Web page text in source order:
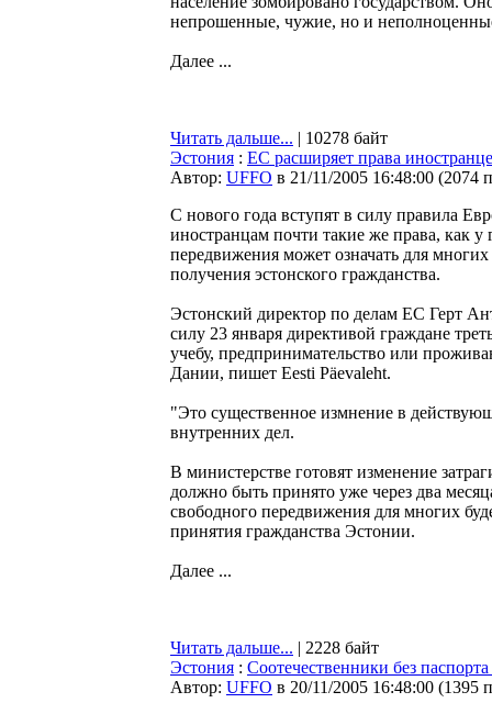
непрошенные, чужие, но и
Далее ...
Читать дальше... | 10278 байт
Эстония : ЕС расширяет права
Автор: UFFO в 21/11/2005 16:48:00 (2074
С нового года вступят в силу правила
иностранцам почти такие же права, как
передвижения может означать для
получения эстонского гражданства.
Эстонский директор по делам ЕС Герт
силу 23 января директивой граждане
учебу, предпринимательство или
Дании, пишет Eesti Päevaleht.
"Это существенное измнение в
внутренних дел.
В министерстве готовят изменение
должно быть принято уже через два
свободного передвижения для многих
принятия гражданства Эстонии.
Далее ...
Читать дальше... | 2228 байт
Эстония : Соотечественники без
Автор: UFFO в 20/11/2005 16:48:00 (1395